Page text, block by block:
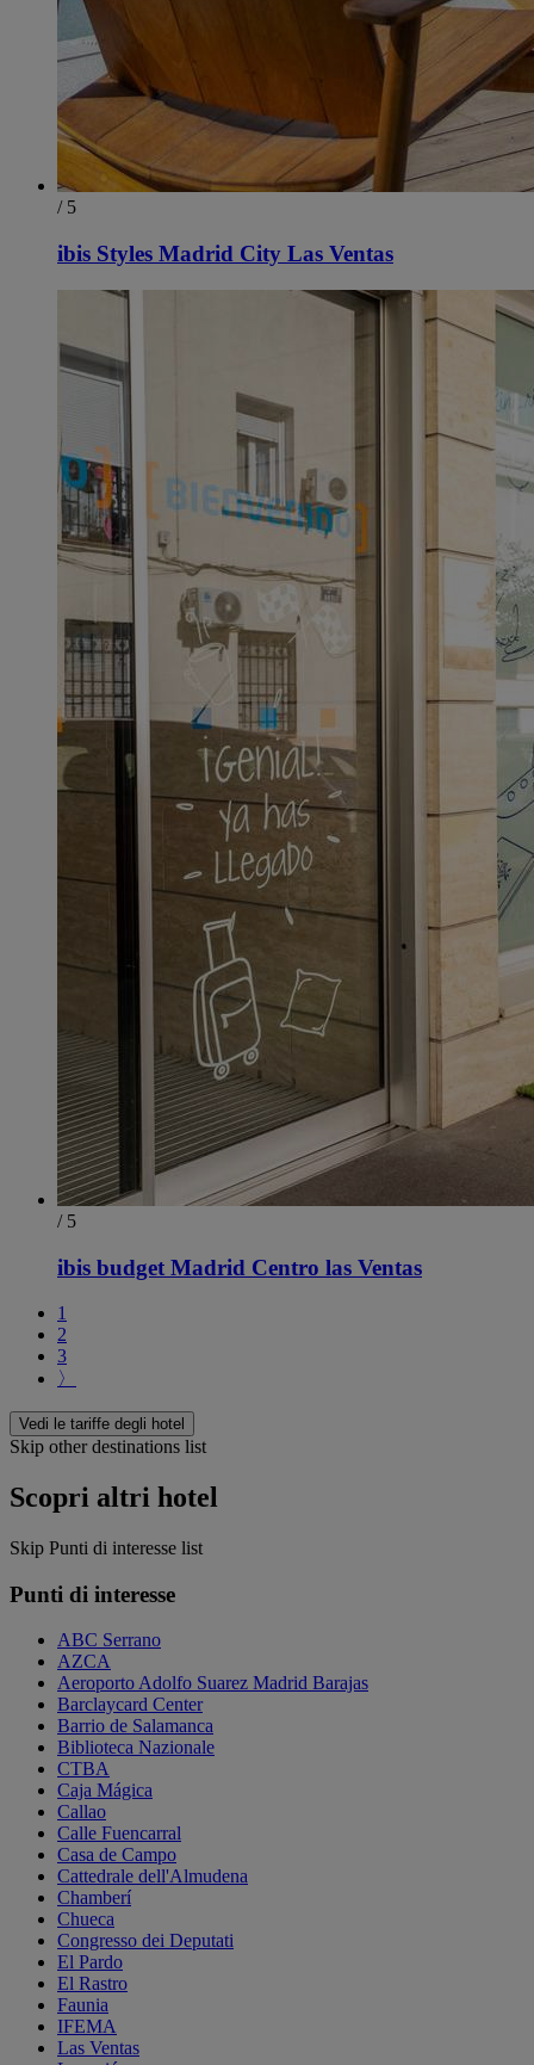
/ 5
ibis Styles Madrid City Las Ventas
/ 5
ibis budget Madrid Centro las Ventas
1
2
3
〉
Vedi le tariffe degli hotel
Skip other destinations list
Scopri altri hotel
Skip Punti di interesse list
Punti di interesse
ABC Serrano
AZCA
Aeroporto Adolfo Suarez Madrid Barajas
Barclaycard Center
Barrio de Salamanca
Biblioteca Nazionale
CTBA
Caja Mágica
Callao
Calle Fuencarral
Casa de Campo
Cattedrale dell'Almudena
Chamberí
Chueca
Congresso dei Deputati
El Pardo
El Rastro
Faunia
IFEMA
Las Ventas